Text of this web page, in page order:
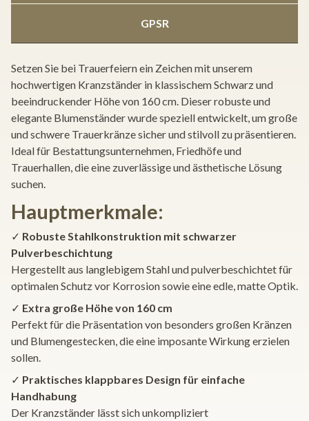
GPSR
Setzen Sie bei Trauerfeiern ein Zeichen mit unserem
hochwertigen Kranzständer in klassischem Schwarz und
beeindruckender Höhe von 160 cm. Dieser robuste und
elegante Blumenständer wurde speziell entwickelt, um große
und schwere Trauerkränze sicher und stilvoll zu präsentieren.
Ideal für Bestattungsunternehmen, Friedhöfe und
Trauerhallen, die eine zuverlässige und ästhetische Lösung
suchen.
Hauptmerkmale:
✓ Robuste Stahlkonstruktion mit schwarzer
Pulverbeschichtung
Hergestellt aus langlebigem Stahl und pulverbeschichtet für
optimalen Schutz vor Korrosion sowie eine edle, matte Optik.
✓ Extra große Höhe von 160 cm
Perfekt für die Präsentation von besonders großen Kränzen
und Blumengestecken, die eine imposante Wirkung erzielen
sollen.
✓ Praktisches klappbares Design für einfache
Handhabung
Der Kranzständer lässt sich unkompliziert